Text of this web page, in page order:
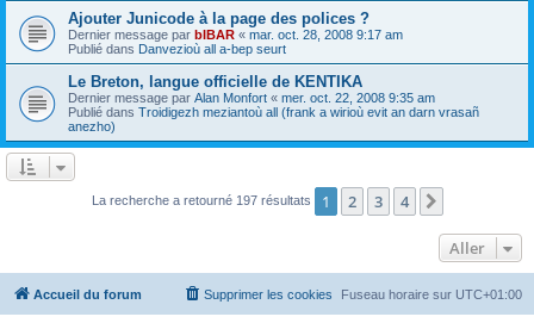
Ajouter Junicode à la page des polices ?
Dernier message par bIBAR « mar. oct. 28, 2008 9:17 am
Publié dans Danvezioù all a-bep seurt
Le Breton, langue officielle de KENTIKA
Dernier message par Alan Monfort « mer. oct. 22, 2008 9:35 am
Publié dans Troidigezh meziantoù all (frank a wirioù evit an darn vrasañ
anezho)
La recherche a retourné 197 résultats 1 2 3 4
Aller
Accueil du forum Fuseau horaire sur UTC+01:00
Supprimer les cookies